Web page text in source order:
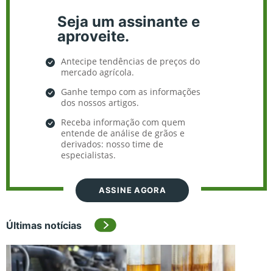
Seja um assinante e
aproveite.
Antecipe tendências de preços do
mercado agrícola.
Ganhe tempo com as informações
dos nossos artigos.
Receba informação com quem
entende de análise de grãos e
derivados: nosso time de
especialistas.
ASSINE AGORA
Últimas notícias